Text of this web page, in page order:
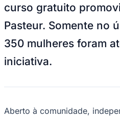
Fórmula 1
UFC
Tênis (ATP)
MLB
NHL
Atletismo
Vôlei
Brasileirão Série A
curso gratuito
Pasteur. Somente no
350 mulheres foram
iniciativa.
Aberto à comunidade,